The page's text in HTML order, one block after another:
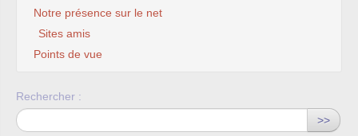
Notre présence sur le net
Sites amis
Points de vue
Rechercher :
>>